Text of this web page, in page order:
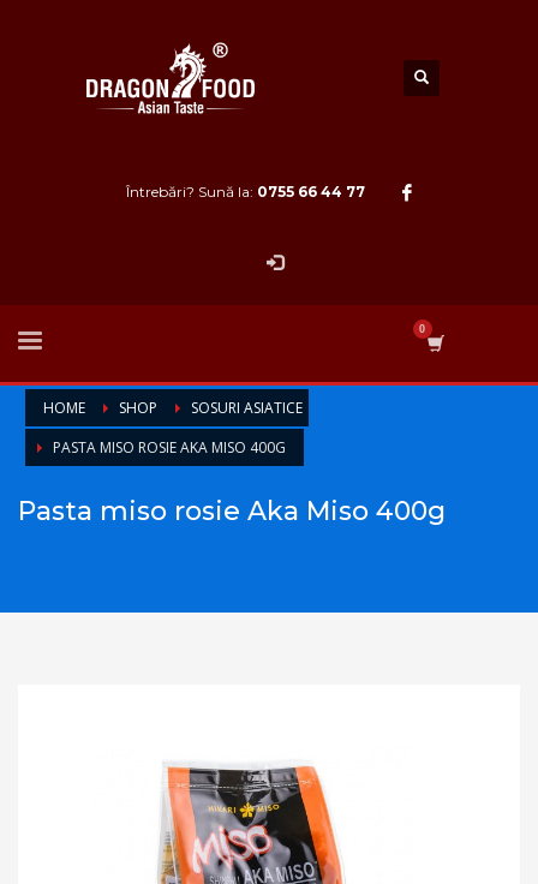
Întrebări? Sună la: 0755 66 44 77
HOME SHOP
SOSURI ASIATICE
PASTA MISO ROSIE AKA MISO 400G
Pasta miso rosie Aka Miso 400g